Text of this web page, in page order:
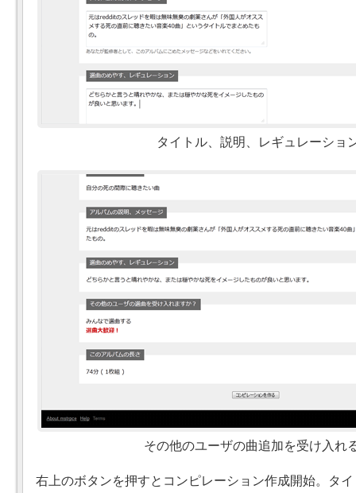
タイトル、説明、レギュレーショ
その他のユーザの曲追加を受け入れ
右上のボタンを押すとコンピレーション作成開始。タ